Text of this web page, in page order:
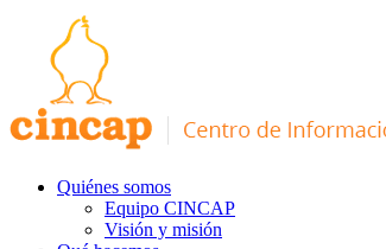
Quiénes somos
Equipo CINCAP
Visión y misión